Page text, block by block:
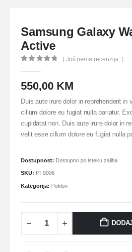
Samsung Galaxy
Active
( Još nema recenzija. )
550,00 KM
Duis aute irure dolor in reprehenderit in
cillum dolore eu fugiat nulla pariatur.
cupidatat non. Duis aute irure dolor in
velit esse cillum dolore eu fugiat nulla
Dostupnost: Dostupno po isteku zaliha
SKU: PT0006
Kategorija: Poklon